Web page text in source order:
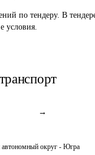
по тендеру. В
условия.
→
округ - Югра